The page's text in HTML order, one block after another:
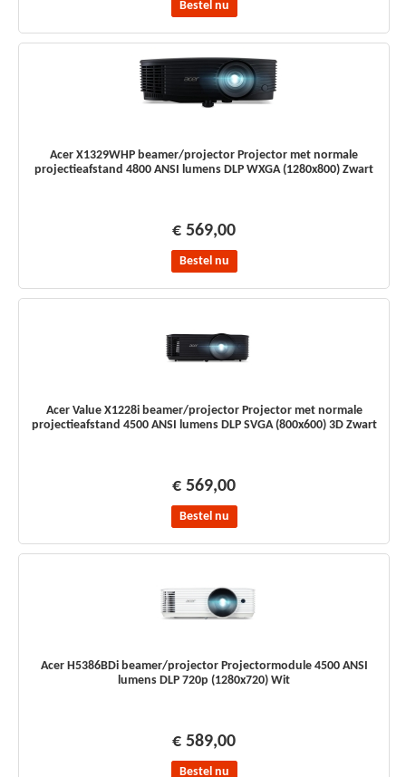
Bestel nu
Acer X1329WHP beamer/projector Projector met normale
projectieafstand 4800 ANSI lumens DLP WXGA (1280x800) Zwart
€ 569,00
Bestel nu
Acer Value X1228i beamer/projector Projector met normale
projectieafstand 4500 ANSI lumens DLP SVGA (800x600) 3D Zwart
€ 569,00
Bestel nu
Acer H5386BDi beamer/projector Projectormodule 4500 ANSI
lumens DLP 720p (1280x720) Wit
€ 589,00
Bestel nu